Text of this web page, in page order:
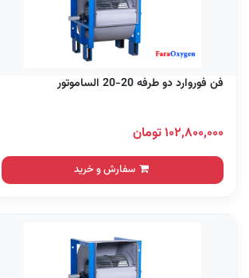
فن فوروارد دو طرفه 20-20 الساموتور
۱۰۲,۸۰۰,۰۰۰ تومان
سفارش و خرید